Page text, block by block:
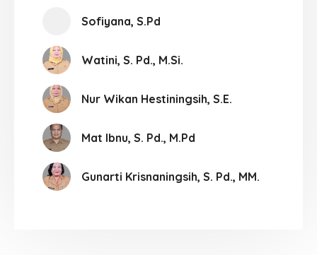
Sofiyana, S.Pd
Watini, S. Pd., M.Si.
Nur Wikan Hestiningsih, S.E.
Mat Ibnu, S. Pd., M.Pd
Gunarti Krisnaningsih, S. Pd., MM.